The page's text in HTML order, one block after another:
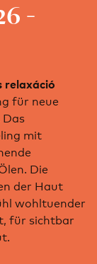
-
relaxáció
für neue
mit
Die
der Haut
wohltuender
für sichtbar